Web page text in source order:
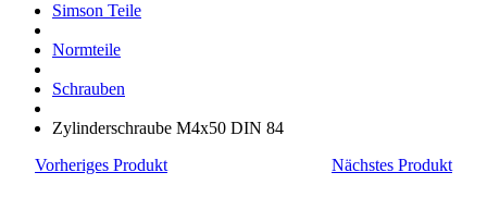
Simson Teile
Normteile
Schrauben
Zylinderschraube M4x50 DIN 84
Vorheriges Produkt
Nächstes Produkt